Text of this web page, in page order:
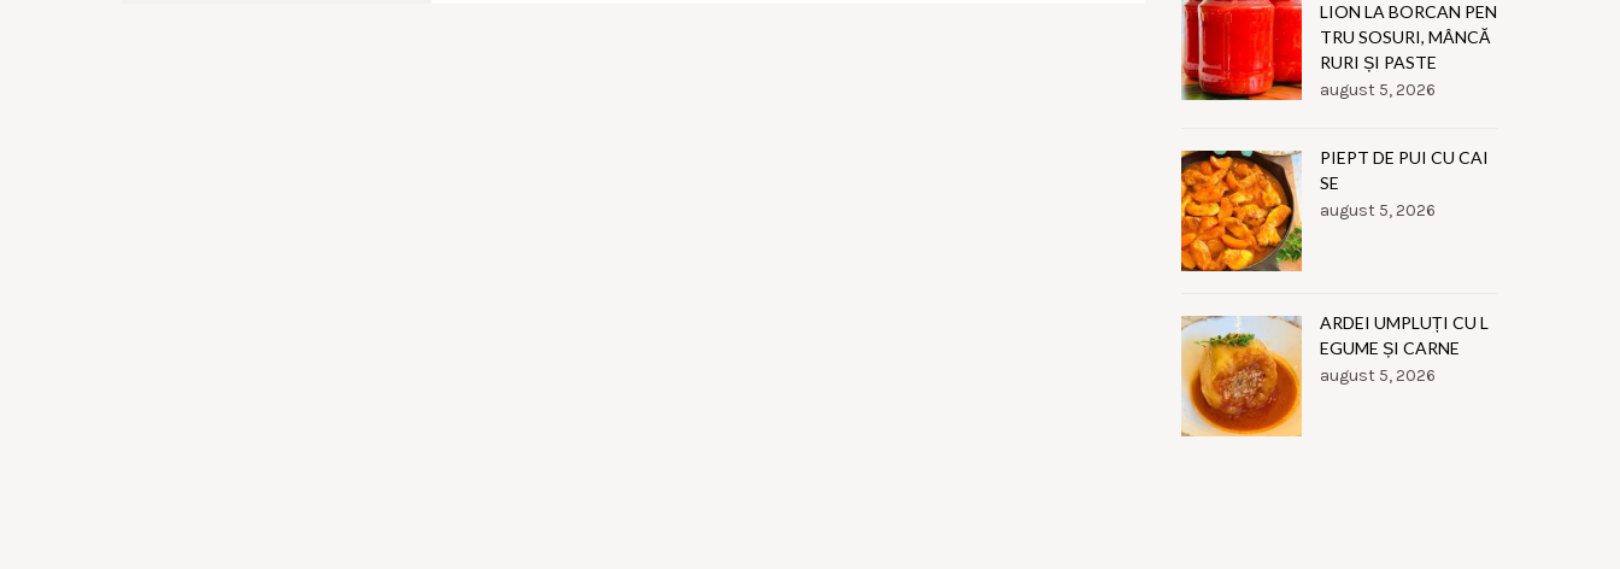
LION LA BORCAN PEN
TRU SOSURI, MÂNCĂ
RURI ȘI PASTE
august 5, 2026
PIEPT DE PUI CU CAI
SE
august 5, 2026
ARDEI UMPLUȚI CU L
EGUME ȘI CARNE
august 5, 2026